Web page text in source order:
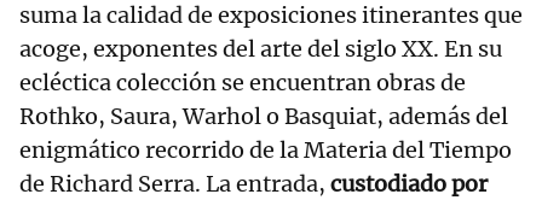
suma la calidad de exposiciones itinerantes que
acoge, exponentes del arte del siglo XX. En su
ecléctica colección se encuentran obras de
Rothko, Saura, Warhol o Basquiat, además del
enigmático recorrido de la Materia del Tiempo
de Richard Serra. La entrada, custodiado por